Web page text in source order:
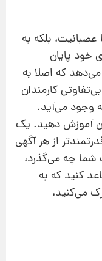
بلکه به‌
خود پایان
که اصلا به
کارمندان
وجود می‌آید.
آموزش دهید. یک
از هر آگهی
شما چه می‌گذرد،
کنید که به
می‌کنید،